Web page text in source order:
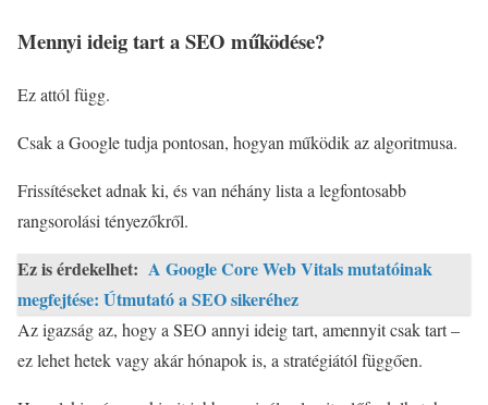
Mennyi ideig tart a SEO működése?
Ez attól függ.
Csak a Google tudja pontosan, hogyan működik az algoritmusa.
Frissítéseket adnak ki, és van néhány lista a legfontosabb
rangsorolási tényezőkről.
Ez is érdekelhet: A Google Core Web Vitals mutatóinak
megfejtése: Útmutató a SEO sikeréhez
Az igazság az, hogy a SEO annyi ideig tart, amennyit csak tart –
ez lehet hetek vagy akár hónapok is, a stratégiától függően.